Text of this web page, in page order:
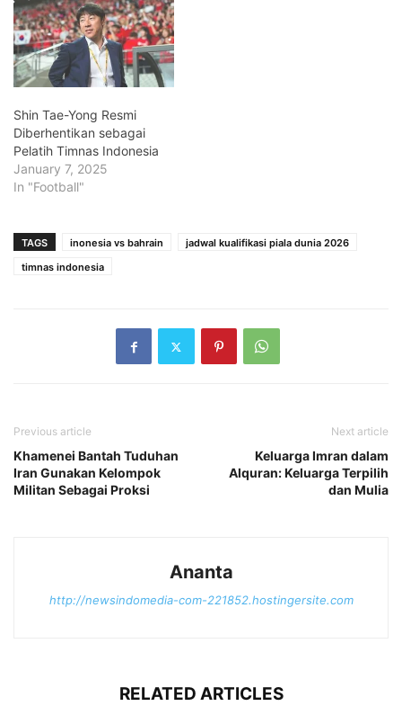
Shin Tae-Yong Resmi
Diberhentikan sebagai
Pelatih Timnas Indonesia
January 7, 2025
In "Football"
TAGS inonesia vs bahrain
jadwal kualifikasi piala dunia 2026
timnas indonesia
Previous article
Khamenei Bantah Tuduhan
Iran Gunakan Kelompok
Militan Sebagai Proksi
Next article
Keluarga Imran dalam
Alquran: Keluarga Terpilih
dan Mulia
Ananta
http://newsindomedia-com-221852.hostingersite.com
RELATED ARTICLES